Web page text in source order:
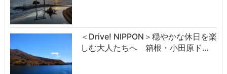
＜Drive! NIPPON＞穏やかな休日を楽
しむ大人たちへ 箱根・小田原ド…